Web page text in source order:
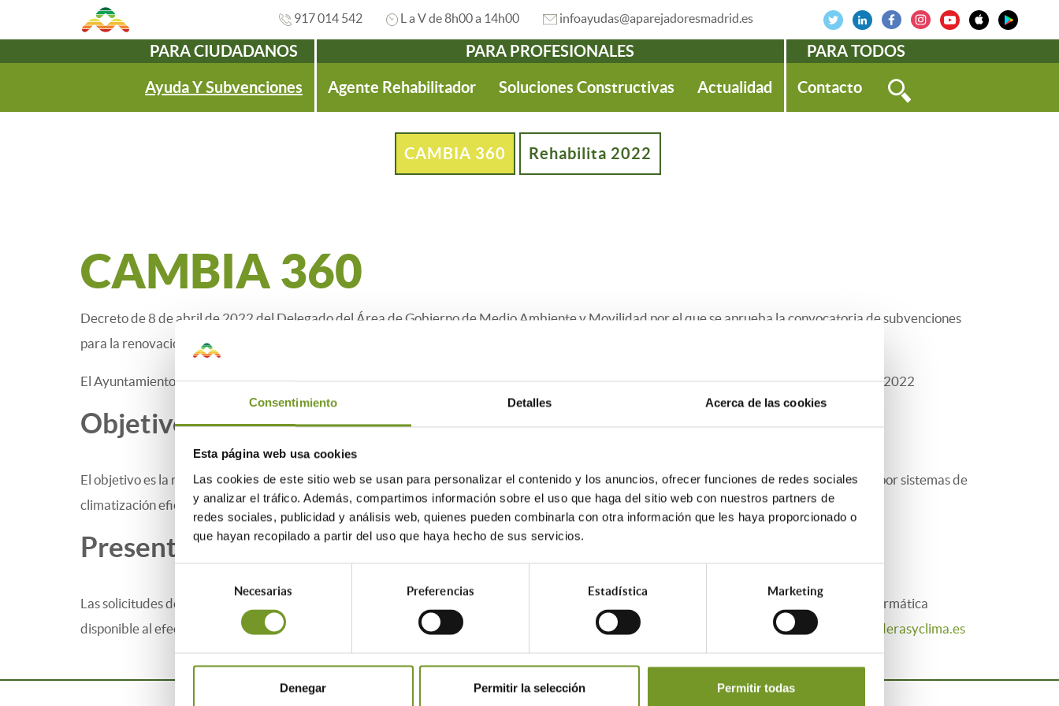
Consentimiento Detalles Acerca de las cookies
Esta página web usa cookies
Las cookies de este sitio web se usan para personalizar el contenido y los anuncios, ofrecer funciones de redes sociales
y analizar el tráfico. Además, compartimos información sobre el uso que haga del sitio web con nuestros partners de
redes sociales, publicidad y análisis web, quienes pueden combinarla con otra información que les haya proporcionado o
que hayan recopilado a partir del uso que haya hecho de sus servicios.
consentimiento
Necesarias Preferencias Estadística Marketing
Denegar Permitir la selección Permitir todas
917 014 542 L a V de 8h00 a 14h00 infoayudas@aparejadoresmadrid.es
Navegación
PARA CIUDADANOS
Ayuda Y Subvenciones
PARA PROFESIONALES
Agente Rehabilitador
Soluciones Constructivas Actualidad
PARA TODOS
Contacto
CAMBIA 360 Rehabilita 2022
CAMBIA 360
Decreto de 8 de abril de 2022 del Delegado del Área de Gobierno de Medio Ambiente y Movilidad por el que se aprueba la convocatoria de subvenciones
para la renovación de instalaciones térmicas de calefacción y climatización de la anualidad 2022
El Ayuntamiento de Madrid ha activado las ayudas del Programa Cambia 360, con una dotación económica de 5.500.000 €, para el ejercicio 2022
Objetivo
El objetivo es la renovación de instalaciones térmicas de calefacción y climatización basadas en procesos de combustión fósil y su sustitución por sistemas de
climatización eficiente de bajas emisiones, llevadas a cabo en el municipio de Madrid, y estructuradas en los siguientes ámbitos:
Presentación de solicitudes
Las solicitudes de ayuda se presentarán por medios electrónicos, a través de las empresas instaladoras adheridas, mediante la aplicación informática
disponible al efecto en
www.cambia360.es , por las empresas instaladora adherida, que previamente se han tenido que registrar en www.calderasyclima.es